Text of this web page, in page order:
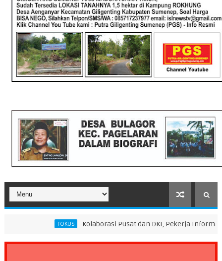
Kolaborasi Pusat dan DKI, Pekerja Informal Sektor